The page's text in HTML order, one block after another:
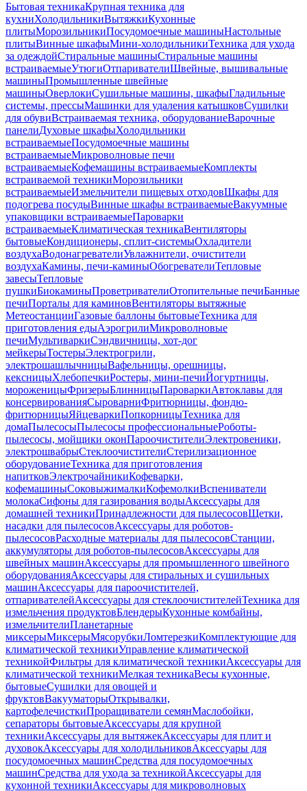
Бытовая техникаКрупная техника для
кухниХолодильникиВытяжкиКухонные
плитыМорозильникиПосудомоечные машиныНастольные
плитыВинные шкафыМини-холодильникиТехника для ухода
за одеждойСтиральные машиныСтиральные машины
встраиваемыеУтюгиОтпаривателиШвейные, вышивальные
машиныПромышленные швейные
машиныОверлокиСушильные машины, шкафыГладильные
системы, прессыМашинки для удаления катышковСушилки
для обувиВстраиваемая техника, оборудованиеВарочные
панелиДуховые шкафыХолодильники
встраиваемыеПосудомоечные машины
встраиваемыеМикроволновые печи
встраиваемыеКофемашины встраиваемыеКомплекты
встраиваемой техникиМорозильники
встраиваемыеИзмельчители пищевых отходовШкафы для
подогрева посудыВинные шкафы встраиваемыеВакуумные
упаковщики встраиваемыеПароварки
встраиваемыеКлиматическая техникаВентиляторы
бытовыеКондиционеры, сплит-системыОхладители
воздухаВодонагревателиУвлажнители, очистители
воздухаКамины, печи-каминыОбогревателиТепловые
завесыТепловые
пушкиБиокаминыПроветривателиОтопительные печиБанные
печиПорталы для каминовВентиляторы вытяжные
МетеостанцииГазовые баллоны бытовыеТехника для
приготовления едыАэрогрилиМикроволновые
печиМультиваркиСэндвичницы, хот-дог
мейкерыТостерыЭлектрогрили,
электрошашлычницыВафельницы, орешницы,
кексницыХлебопечкиРостеры, мини-печиЙогуртницы,
мороженицыФризерыБлинницыПароваркиАвтоклавы для
консервированияСыроварниФритюрницы, фондю-
фритюрницыЯйцеваркиПопкорницыТехника для
домаПылесосыПылесосы профессиональныеРоботы-
пылесосы, мойщики оконПароочистителиЭлектровеники,
электрошвабрыСтеклоочистителиСтерилизационное
оборудованиеТехника для приготовления
напитковЭлектрочайникиКофеварки,
кофемашиныСоковыжималкиКофемолкиВспениватели
молокаСифоны для газирования водыАксессуары для
домашней техникиПринадлежности для пылесосовЩетки,
насадки для пылесосовАксессуары для роботов-
пылесосовРасходные материалы для пылесосовСтанции,
аккумуляторы для роботов-пылесосовАксессуары для
швейных машинАксессуары для промышленного швейного
оборудованияАксессуары для стиральных и сушильных
машинАксессуары для пароочистителей,
отпаривателейАксессуары для стеклоочистителейТехника для
измельчения продуктовБлендерыКухонные комбайны,
измельчителиПланетарные
миксерыМиксерыМясорубкиЛомтерезкиКомплектующие для
климатической техникиУправление климатической
техникойФильтры для климатической техникиАксессуары для
климатической техникиМелкая техникаВесы кухонные,
бытовыеСушилки для овощей и
фруктовВакууматорыОткрывалки,
картофелечисткиПроращиватели семянМаслобойки,
сепараторы бытовыеАксессуары для крупной
техникиАксессуары для вытяжекАксессуары для плит и
духовокАксессуары для холодильниковАксессуары для
посудомоечных машинСредства для посудомоечных
машинСредства для ухода за техникойАксессуары для
кухонной техникиАксессуары для микроволновых